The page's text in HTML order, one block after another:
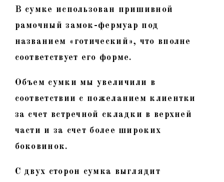
В сумке использован пришивной
рамочный замок-фермуар под
названием «готический», что вполне
соответствует его форме.
Объем сумки мы увеличили в
соответствии с пожеланием клиентки
за счет встречной складки в верхней
части и за счет более широких
боковинок.
С двух сторон сумка выглядит